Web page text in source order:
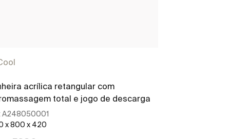
acrílica retangular com
total e jogo de descarga
A248050001
x 800 x 420